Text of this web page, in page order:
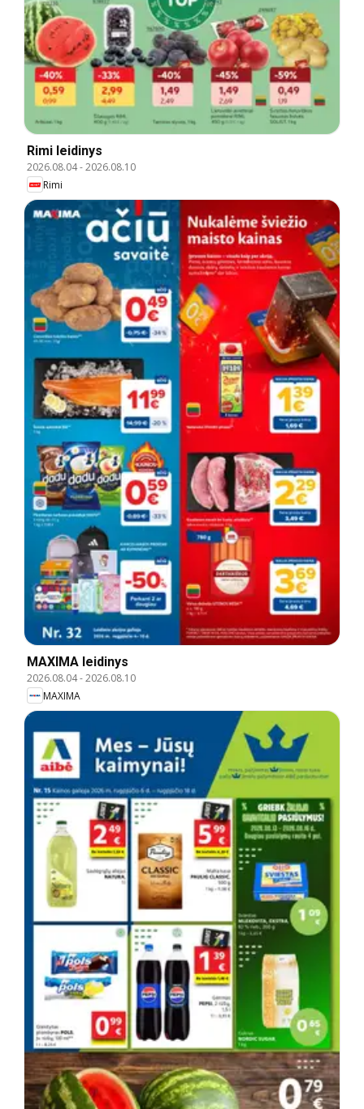
Rimi leidinys
2026.08.04-2026.08.10
Rimi
MAXIMA leidinys
2026.08.04-2026.08.10
MAXIMA